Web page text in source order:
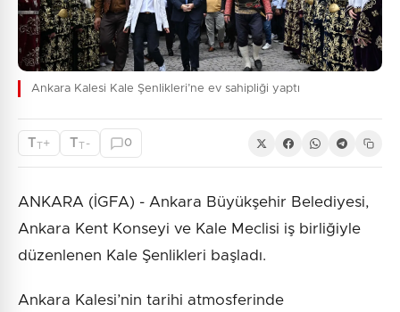
Ankara Kalesi Kale Şenlikleri’ne ev sahipliği yaptı
TT+ TT - 0
ANKARA (İGFA) - Ankara Büyükşehir Belediyesi,
Ankara Kent Konseyi ve Kale Meclisi iş birliğiyle
düzenlenen Kale Şenlikleri başladı.
Ankara Kalesi’nin tarihi atmosferinde